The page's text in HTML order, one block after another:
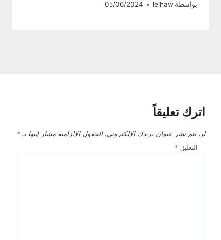
بواسطة lelhaw
05/06/2024
اترك تعليقاً
لن يتم نشر عنوان بريدك الإلكتروني. الحقول الإلزامية مشار إليها بـ *
التعليق *